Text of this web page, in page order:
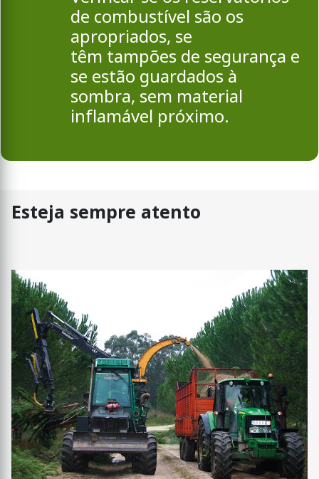
de combustível são os
apropriados, se
têm tampões de segurança e
se estão guardados à
sombra, sem material
inflamável próximo.
Esteja sempre atento